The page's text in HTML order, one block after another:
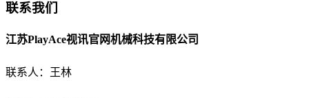
联系我们
江苏PlayAce视讯官网机械科技有限公司
联系人：王林